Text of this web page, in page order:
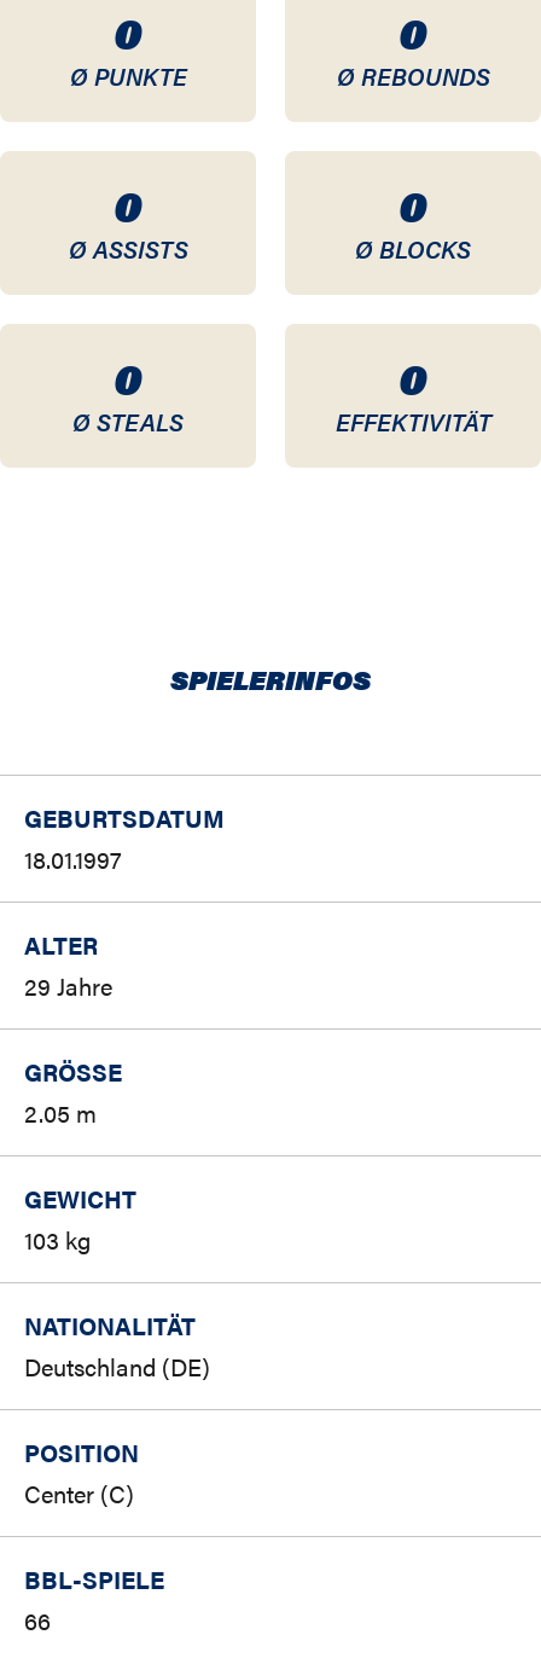
0
Ø PUNKTE
0
Ø REBOUNDS
0
Ø ASSISTS
0
Ø BLOCKS
0
Ø STEALS
0
EFFEKTIVITÄT
SPIELERINFOS
GEBURTSDATUM
18.01.1997
ALTER
29 Jahre
GRÖSSE
2.05 m
GEWICHT
103 kg
NATIONALITÄT
Deutschland (DE)
POSITION
Center (C)
BBL-SPIELE
66